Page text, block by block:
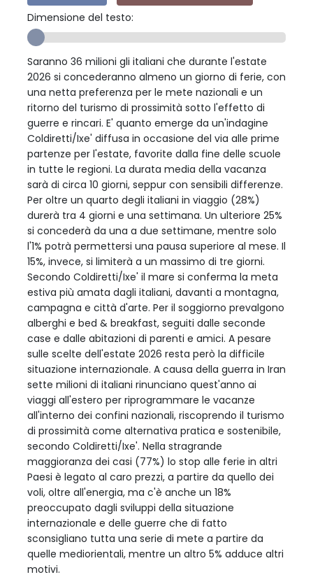
Dimensione del testo:
Saranno 36 milioni gli italiani che durante l'estate
2026 si concederanno almeno un giorno di ferie, con
una netta preferenza per le mete nazionali e un
ritorno del turismo di prossimità sotto l'effetto di
guerre e rincari. E' quanto emerge da un'indagine
Coldiretti/Ixe' diffusa in occasione del via alle prime
partenze per l'estate, favorite dalla fine delle scuole
in tutte le regioni. La durata media della vacanza
sarà di circa 10 giorni, seppur con sensibili differenze.
Per oltre un quarto degli italiani in viaggio (28%)
durerà tra 4 giorni e una settimana. Un ulteriore 25%
si concederà da una a due settimane, mentre solo
l'1% potrà permettersi una pausa superiore al mese. Il
15%, invece, si limiterà a un massimo di tre giorni.
Secondo Coldiretti/Ixe' il mare si conferma la meta
estiva più amata dagli italiani, davanti a montagna,
campagna e città d'arte. Per il soggiorno prevalgono
alberghi e bed & breakfast, seguiti dalle seconde
case e dalle abitazioni di parenti e amici. A pesare
sulle scelte dell'estate 2026 resta però la difficile
situazione internazionale. A causa della guerra in Iran
sette milioni di italiani rinunciano quest'anno ai
viaggi all'estero per riprogrammare le vacanze
all'interno dei confini nazionali, riscoprendo il turismo
di prossimità come alternativa pratica e sostenibile,
secondo Coldiretti/Ixe'. Nella stragrande
maggioranza dei casi (77%) lo stop alle ferie in altri
Paesi è legato al caro prezzi, a partire da quello dei
voli, oltre all'energia, ma c'è anche un 18%
preoccupato dagli sviluppi della situazione
internazionale e delle guerre che di fatto
sconsigliano tutta una serie di mete a partire da
quelle mediorientali, mentre un altro 5% adduce altri
motivi.